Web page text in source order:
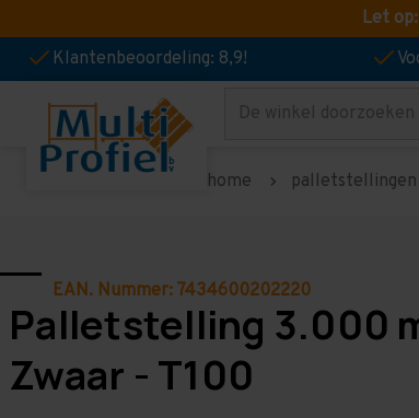
Let
Klantenbeoordeling: 8,9!
Zoeken
home palletstellingen
EAN. Nummer: 7434600202220
Palletstelling 3.000
Zwaar - T100